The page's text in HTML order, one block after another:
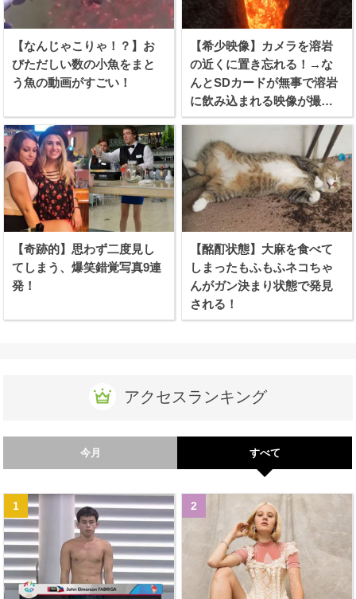
【なんじゃこりゃ！？】お
びただしい数の小魚をまと
う魚の動画がすごい！
【希少映像】カメラを溶岩
の近くに置き忘れる！→な
んとSDカードが無事で溶岩
に飲み込まれる映像が撮れ
たらしい！
【奇跡的】思わず二度見し
てしまう、爆笑錯覚写真9連
発！
【酩酊状態】大麻を食べて
しまったもふもふネコちゃ
んがガン決まり状態で発見
される！
アクセスランキング
今月 すべて